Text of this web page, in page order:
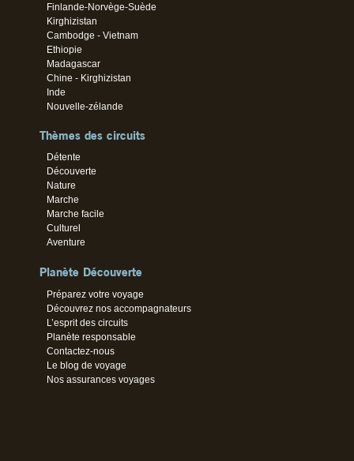
Finlande-Norvège-Suède
Kirghizistan
Cambodge - Vietnam
Ethiopie
Madagascar
Chine - Kirghizistan
Inde
Nouvelle-zélande
Thèmes des circuits
Détente
Découverte
Nature
Marche
Marche facile
Culturel
Aventure
Planète Découverte
Préparez votre voyage
Découvrez nos accompagnateurs
L’esprit des circuits
Planète responsable
Contactez-nous
Le blog de voyage
Nos assurances voyages